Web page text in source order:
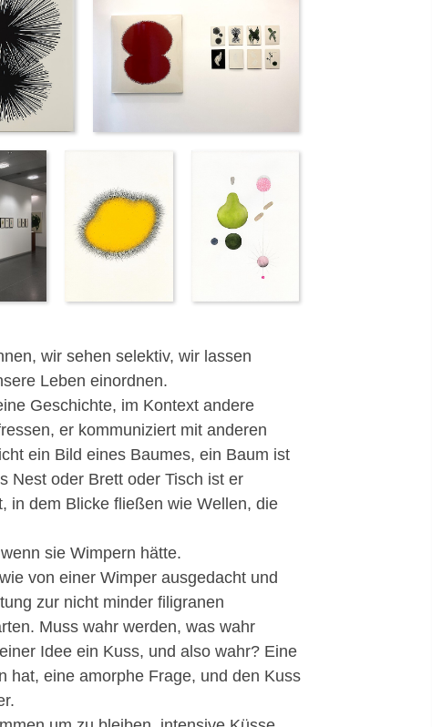
wir sehen selektiv, wir lassen
Leben einordnen.
Geschichte, im Kontext andere
er kommuniziert mit anderen
ein Bild eines Baumes, ein Baum ist
Nest oder Brett oder Tisch ist er
in dem Blicke fließen wie Wellen, die
sie Wimpern hätte.
von einer Wimper ausgedacht und
zur nicht minder filigranen
Muss wahr werden, was wahr
Idee ein Kuss, und also wahr? Eine
hat, eine amorphe Frage, und den Kuss